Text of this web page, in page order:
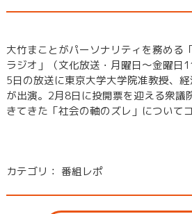
大竹まことがパーソナリティを務める
ラジオ」（文化放送・月曜日～金曜日
5日の放送に東京大学大学院准教授、
が出演。2月8日に投開票を迎える衆議
きてきた「社会の軸のズレ」について
カテゴリ： 番組レポ